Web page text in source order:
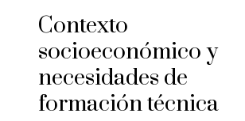
Contexto
socioeconómico y
necesidades de
formación técnica